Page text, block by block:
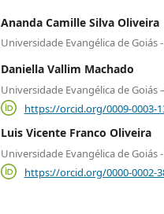
Ananda Camille Silva Oliveira
Universidade Evangélica de Goiás -
Daniella Vallim Machado
Universidade Evangélica de Goiás
https://orcid.org/0009-0003-
Luis Vicente Franco Oliveira
Universidade Evangélica de Goiás -
https://orcid.org/0000-0002-